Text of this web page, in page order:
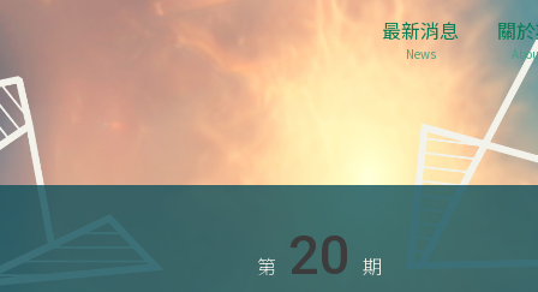
最新消息
News
關
第 20 期